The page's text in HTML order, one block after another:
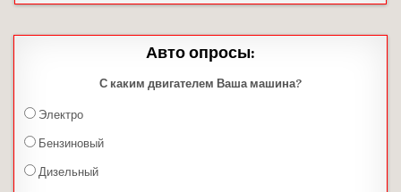
Авто опросы:
С каким двигателем Ваша машина?
Электро
Бензиновый
Дизельный